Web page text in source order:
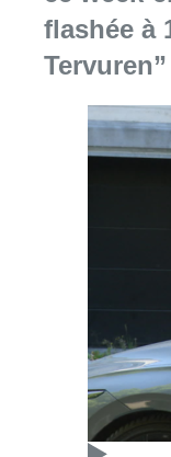
flashée à
Tervuren”